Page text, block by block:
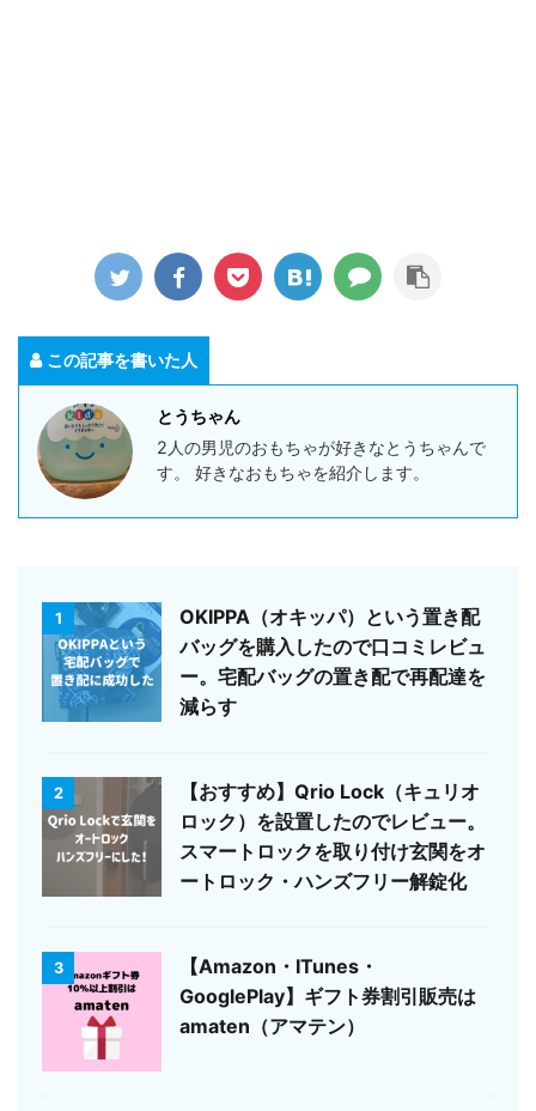
この記事を書いた人
とうちゃん
2人の男児のおもちゃが好きなとうちゃんで
す。 好きなおもちゃを紹介します。
1
OKIPPA（オキッパ）という置き配
バッグを購入したので口コミレビュ
ー。宅配バッグの置き配で再配達を
減らす
2
【おすすめ】Qrio Lock（キュリオ
ロック）を設置したのでレビュー。
スマートロックを取り付け玄関をオ
ートロック・ハンズフリー解錠化
3
【Amazon・ITunes・
GooglePlay】ギフト券割引販売は
amaten（アマテン）